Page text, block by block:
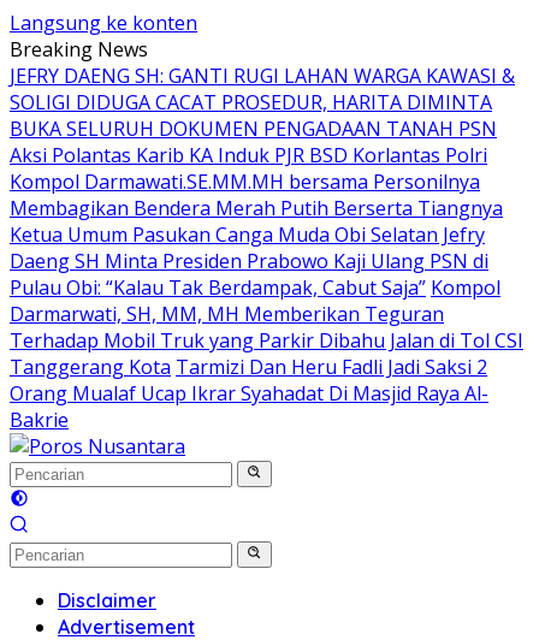
Langsung ke konten
Breaking News
JEFRY DAENG SH: GANTI RUGI LAHAN WARGA KAWASI &
SOLIGI DIDUGA CACAT PROSEDUR, HARITA DIMINTA
BUKA SELURUH DOKUMEN PENGADAAN TANAH PSN
Aksi Polantas Karib KA Induk PJR BSD Korlantas Polri
Kompol Darmawati.SE.MM.MH bersama Personilnya
Membagikan Bendera Merah Putih Berserta Tiangnya
Ketua Umum Pasukan Canga Muda Obi Selatan Jefry
Daeng SH Minta Presiden Prabowo Kaji Ulang PSN di
Pulau Obi: “Kalau Tak Berdampak, Cabut Saja” Kompol
Darmarwati, SH, MM, MH Memberikan Teguran
Terhadap Mobil Truk yang Parkir Dibahu Jalan di Tol CSI
Tanggerang Kota Tarmizi Dan Heru Fadli Jadi Saksi 2
Orang Mualaf Ucap Ikrar Syahadat Di Masjid Raya Al-
Bakrie
Disclaimer
Advertisement